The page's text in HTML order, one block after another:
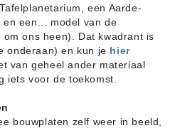
een Aarde-
een... model van de
ons heen). Dat kwadrant is
onderaan) en kun je hier
van geheel ander materiaal
iets voor de toekomst.
bouwplaten zelf weer in beeld,